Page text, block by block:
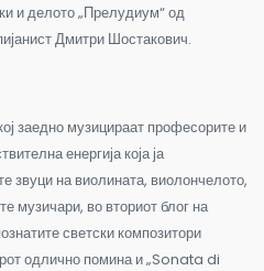
и делото „Прелудиум“ од
Дмитри Шостакович.
заедно музицираат професорите и
енергија која ја
звуци на виолината, виолончелото,
музичари, во вториот блог на
светски композитори
одлично помина и „Sonata di